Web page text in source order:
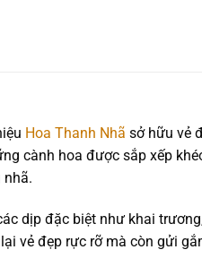
Hoa Thanh Nhã sở hữu vẻ
cành hoa được sắp xếp
nhã.
dịp đặc biệt như khai
vẻ đẹp rực rỡ mà còn gửi